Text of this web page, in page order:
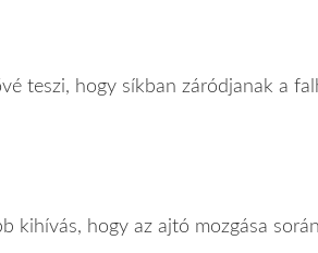
teszi, hogy síkban záródjanak a
kihívás, hogy az ajtó mozgása